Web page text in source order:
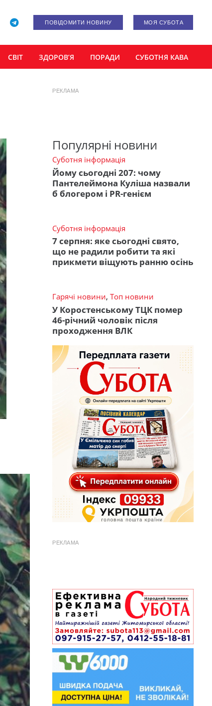
ПОВІДОМИТИ НОВИНУ МОЯ СУБОТА
СВІТ ЗДОРОВ’Я ПОРАДИ СУБОТНЯ КАВА
РЕКЛАМА
Популярні новини
Суботня інформація
Йому сьогодні 207: чому
Пантелеймона Куліша назвали
б блогером і PR-генієм
Суботня інформація
7 серпня: яке сьогодні свято,
що не радили робити та які
прикмети віщують ранню осінь
Гарячі новини, Топ новини
У Коростенському ТЦК помер
46-річний чоловік після
проходження ВЛК
РЕКЛАМА